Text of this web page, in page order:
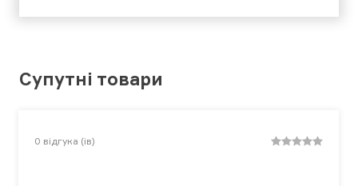
Супутні товари
0 відгука (ів)